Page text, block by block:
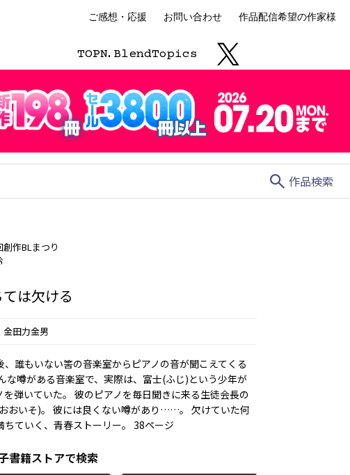
ご感想・応援 お問い合わせ 作品配信希望の作家様
TOPN. BlendTopics
search 作品検索
創作BLまつり
は欠ける
金田力金男
、誰もいない筈の音楽室からピアノの音が聞こえてくる
んな噂がある音楽室で、実際は、富士(ふじ)という少年が
を弾いていた。 彼のピアノを毎日聞きに来る生徒会長の
おいそ)。 彼には良くない噂があり……。 欠けていた何
ちていく、青春ストーリー。 38ページ
書籍ストアで検索